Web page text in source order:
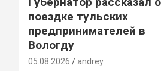
поездке тульских
предпринимателей в
Вологду
05.08.2026 andrey